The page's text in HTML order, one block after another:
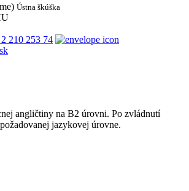
Ústna škúška
210 253 74
angličtiny na B2 úrovni. Po zvládnutí
jazykovej úrovne.